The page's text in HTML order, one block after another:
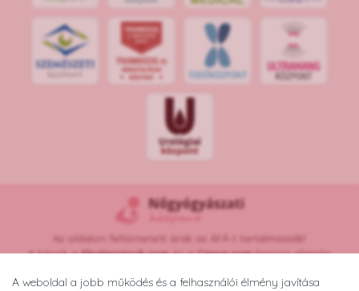
A weboldal a jobb működés és a felhasználói élmény javítása
Az oldalon feltüntetett árak az ÁFÁ-t tartalmazzák!
A képek aShutterstock.comés aCanva.comlicence alapján
Copyright © 2026 •nogyogyaszatikozpont.hu